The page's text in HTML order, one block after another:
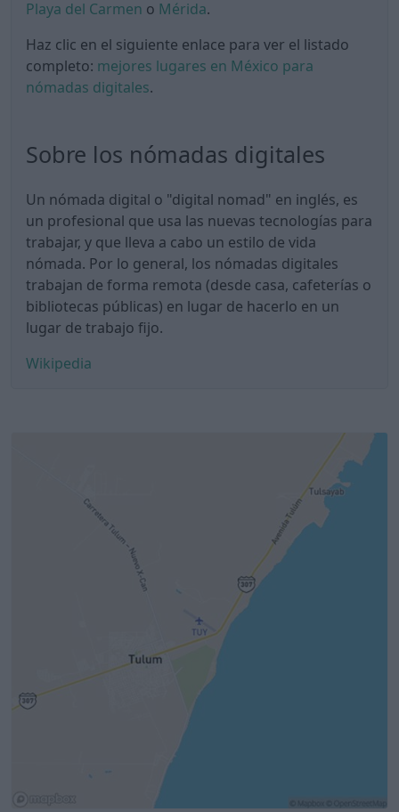
Playa del Carmen o Mérida.
Haz clic en el siguiente enlace para ver el listado
completo: mejores lugares en México para
nómadas digitales.
Sobre los nómadas digitales
Un nómada digital o "digital nomad" en inglés, es
un profesional que usa las nuevas tecnologías para
trabajar, y que lleva a cabo un estilo de vida
nómada. Por lo general, los nómadas digitales
trabajan de forma remota (desde casa, cafeterías o
bibliotecas públicas) en lugar de hacerlo en un
lugar de trabajo fijo.
Wikipedia